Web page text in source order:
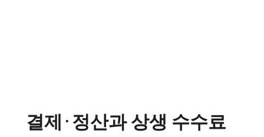
결제·정산과 상생 수수료